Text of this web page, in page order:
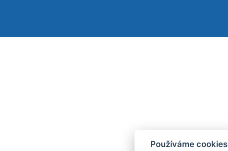
Používáme cookies